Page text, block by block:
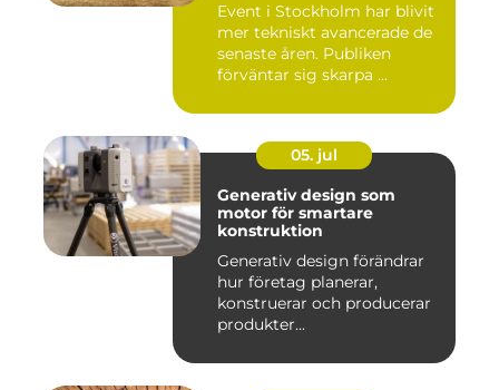
Event i Stockholm har blivit
mer tekniskt avancerade de
senaste åren. Publiken
förväntar sig skarpa ...
05. jul
Generativ design som
motor för smartare
konstruktion
Generativ design förändrar
hur företag planerar,
konstruerar och producerar
produkter...